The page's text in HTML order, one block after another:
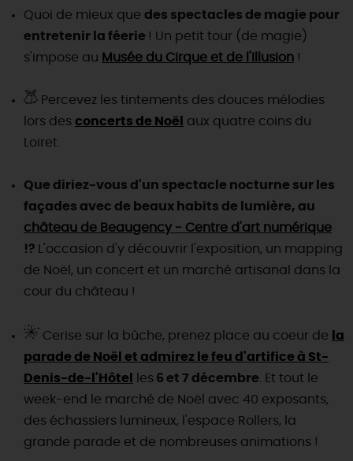
CE WEEK-END
CETTE SEMAINE
Quoi de mieux que des spectacles de magie pour
entretenir la féerie ! Un petit tour (de magie)
s'impose au Musée du Cirque et de l'Illusion !
Percevez les tintements des douces mélodies
lors des concerts de Noël
aux quatre coins du
Loiret.
Que diriez-vous d'un spectacle nocturne sur les
façades avec de beaux habits de lumière, au
château de Beaugency - Centre d'art numérique
!?
L'occasion d'y découvrir l'exposition, un mapping
de Noël, un concert et un marché artisanal dans la
cour du château !
Cerise sur la bûche, prenez place au coeur de
la
parade de Noël et admirez le feu d'artifice à St-
Denis-de-l'Hôtel
les 6 et 7 décembre . Et tout le
week-end le marché de Noël avec 40 exposants,
des échassiers lumineux, l'espace Rollers, la
grande parade et de nombreuses animations !